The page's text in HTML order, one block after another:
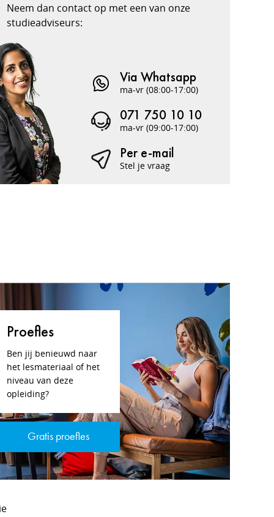
Neem dan contact op met een van onze
studieadviseurs:
Via Whatsapp
ma-vr (08:00-17:00)
071 750 10 10
ma-vr (09:00-17:00)
Per e-mail
Stel je vraag
Proefles
Ben jij benieuwd naar
het lesmateriaal of het
niveau van deze
opleiding?
Gratis proefles